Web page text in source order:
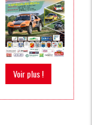
Voir plus !